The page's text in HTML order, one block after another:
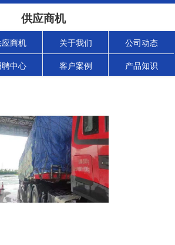
供应商机
应商机 关于我们 公司动态
聘中心 客户案例 产品知识